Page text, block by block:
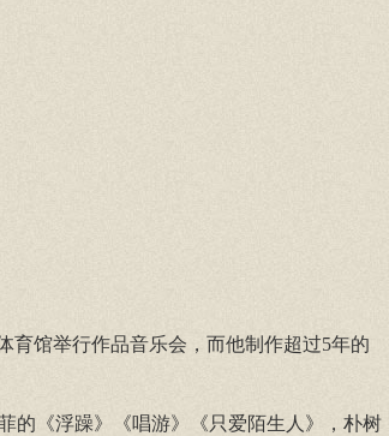
育馆举行作品音乐会，而他制作超过5年的
的《浮躁》《唱游》《只爱陌生人》，朴树